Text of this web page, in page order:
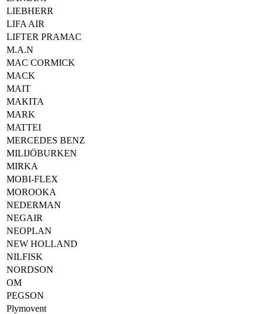
LIEBHERR
LIFA AIR
LIFTER PRAMAC
M.A.N
MAC CORMICK
MACK
MAIT
MAKITA
MARK
MATTEI
MERCEDES BENZ
MILIJÖBURKEN
MIRKA
MOBI-FLEX
MOROOKA
NEDERMAN
NEGAIR
NEOPLAN
NEW HOLLAND
NILFISK
NORDSON
OM
PEGSON
Plymovent